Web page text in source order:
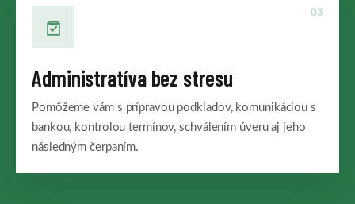
03
Administratíva bez stresu
Pomôžeme vám s prípravou podkladov, komunikáciou s
bankou, kontrolou termínov, schválením úveru aj jeho
následným čerpaním.